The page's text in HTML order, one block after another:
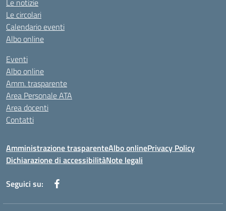
Le notizie
Le circolari
Calendario eventi
Albo online
Eventi
Albo online
Amm. trasparente
Area Personale ATA
Area docenti
Contatti
Amministrazione trasparenteAlbo onlinePrivacy Policy
Dichiarazione di accessibilitàNote legali
Seguici su: